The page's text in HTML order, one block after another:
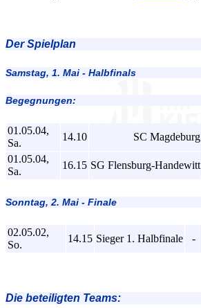
Der Spielplan
Samstag, 1. Mai - Halbfinals
Begegnungen:
01.05.04,
Sa.
14.10 SC Magdeburg
01.05.04,
Sa.
16.15 SG Flensburg-Handewitt
Sonntag, 2. Mai - Finale
02.05.02,
So.
14.15 Sieger 1. Halbfinale -
Die beteiligten Teams: